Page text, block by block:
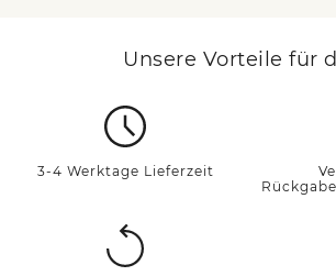
Unsere Vorteile für
3-4 Werktage Lieferzeit